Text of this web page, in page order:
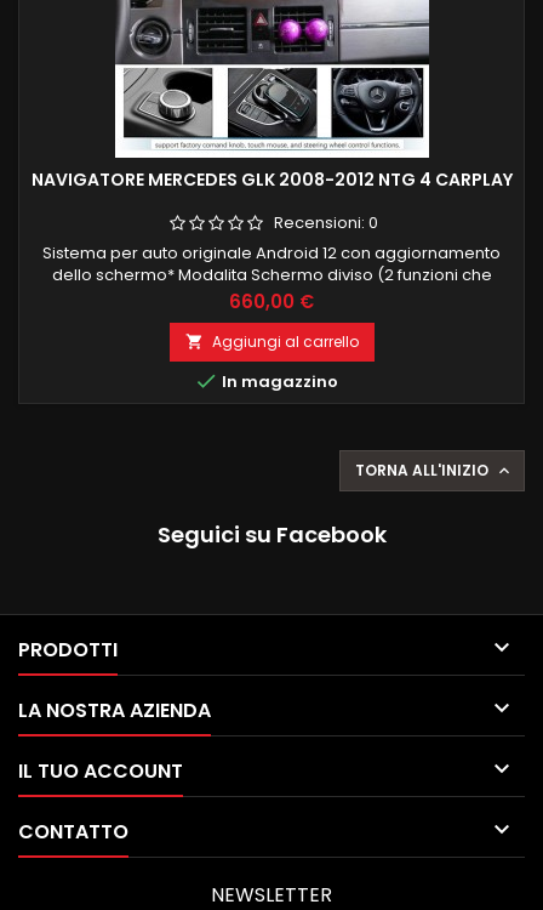
NAVIGATORE MERCEDES GLK 2008-2012 NTG 4 CARPLAY
Recensioni: 0
Sistema per auto originale Android 12 con aggiornamento
dello schermo* Modalita Schermo diviso (2 funzioni che
lavorano insieme)* Lettore video 2K Adreno 506*
CarAutoPlay wireless * Android Auto wireless* ingresso sim
4G LTE integrato (supporta SOLO vettori 4G locali in Asia e in
Europa)* Qualcomm Bluetooth 5.0* Schermo IPS HD* Dual
System Perfect...
Prezzo
660,00 €
 Aggiungi al carrello
 In magazzino
TORNA ALL'INIZIO 
Seguici su Facebook
PRODOTTI 
LA NOSTRA AZIENDA 
IL TUO ACCOUNT 
CONTATTO 
NEWSLETTER